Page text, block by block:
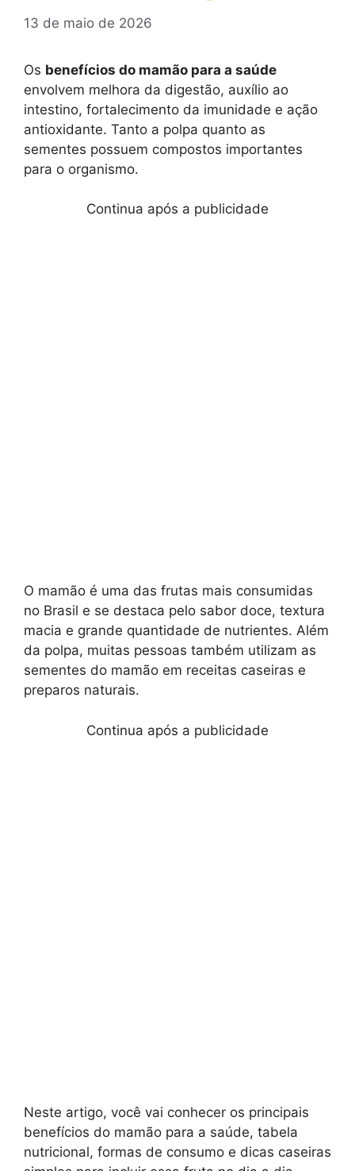
13 de maio de 2026
Os benefícios do mamão para a saúde
envolvem melhora da digestão, auxílio ao
intestino, fortalecimento da imunidade e ação
antioxidante. Tanto a polpa quanto as
sementes possuem compostos importantes
para o organismo.
Continua após a publicidade
O mamão é uma das frutas mais consumidas
no Brasil e se destaca pelo sabor doce, textura
macia e grande quantidade de nutrientes. Além
da polpa, muitas pessoas também utilizam as
sementes do mamão em receitas caseiras e
preparos naturais.
Continua após a publicidade
Neste artigo, você vai conhecer os principais
benefícios do mamão para a saúde, tabela
nutricional, formas de consumo e dicas caseiras